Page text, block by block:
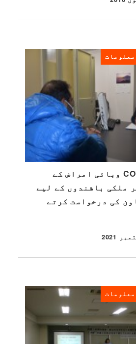
شدہ
ہم COVID-19 وبائی امراض کے
ملکی باشندوں کے لیے
کی درخواست کرتے
شدہ